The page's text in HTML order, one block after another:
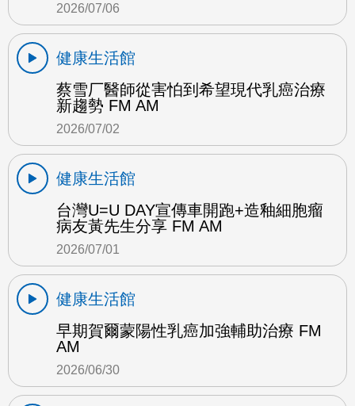
2026/07/06
健康生活館
蔡雪厂醫師從害怕到希望現代乳癌治療
新趨勢 FM AM
2026/07/02
健康生活館
台灣U=U DAY宣傳車開跑+造釉細胞瘤
病友黃先生分享 FM AM
2026/07/01
健康生活館
早期賀爾蒙陽性乳癌加強輔助治療 FM
AM
2026/06/30